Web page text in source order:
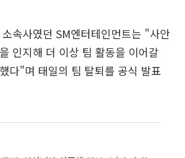
속사였던 SM엔터테인먼트는 "사안
인지해 더 이상 팀 활동을 이어갈
다"며 태일의 팀 탈퇴를 공식 발표